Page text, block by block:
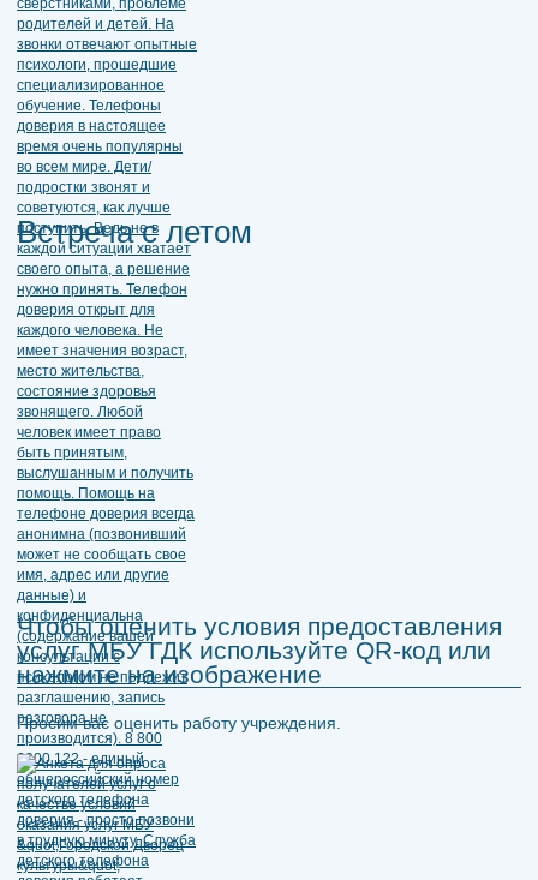
Встреча с летом
Чтобы оценить условия предоставления
услуг МБУ ГДК используйте QR-код или
нажмите на изображение
Просим вас оценить работу учреждения.